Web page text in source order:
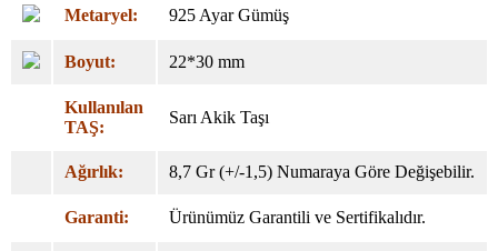
Metaryel: 925 Ayar Gümüş
Boyut: 22*30 mm
Kullanılan
TAŞ:
Sarı Akik Taşı
Ağırlık: 8,7 Gr (+/-1,5) Numaraya Göre Değişebilir.
Garanti: Ürünümüz Garantili ve Sertifikalıdır.